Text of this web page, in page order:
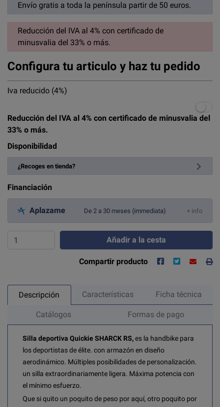
Envío gratis a toda la península partir de 50 euros.
Reducción del IVA al 4% con certificado de
minusvalia del 33% o más.
Configura tu articulo y haz tu pedido
Iva reducido (4%)
Reducción del IVA al 4% con certificado de minusvalia del
33% o más.
Disponibilidad
¿Recoges en tienda?
Financiación
Aplazame De 2 a 30 meses (immediata) + info
Añadir a la cesta
Compartir producto
Descripción Características Ficha técnica
Catálogos Formas de pago
Silla deportiva Quickie SHARCK RS,es la handbike para
los deportistas de élite. con armazón en diseño
aerodinámico. Múltiples posibilidades de personalización.
un silla extraordinariamente ligera. Máxima potencia con
el mínimo esfuerzo.
Que si quito un poquito de peso por aquí, otro poquito por